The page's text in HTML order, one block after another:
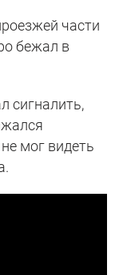
части
бежал в
сигналить,
мог видеть